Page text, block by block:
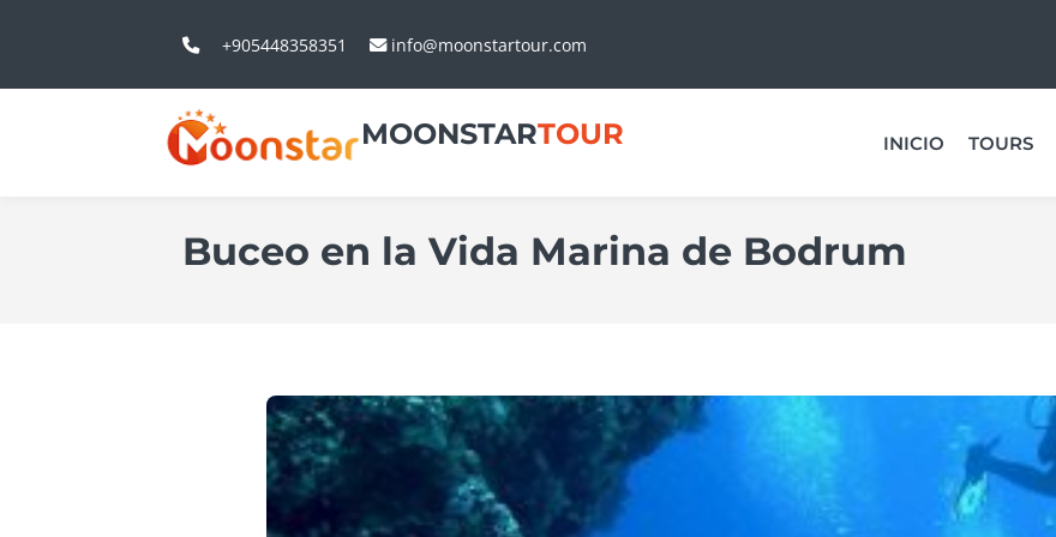
+905448358351 info@moonstartour.com
MOONSTARTOUR INICIO TOURS
Buceo en la Vida Marina de Bodrum